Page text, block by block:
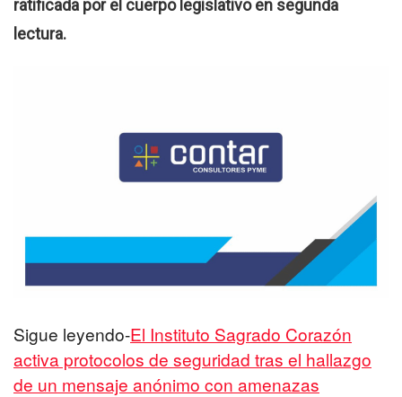
ratificada por el cuerpo legislativo en segunda
lectura.
Sigue leyendo-El Instituto Sagrado Corazón
activa protocolos de seguridad tras el hallazgo
de un mensaje anónimo con amenazas